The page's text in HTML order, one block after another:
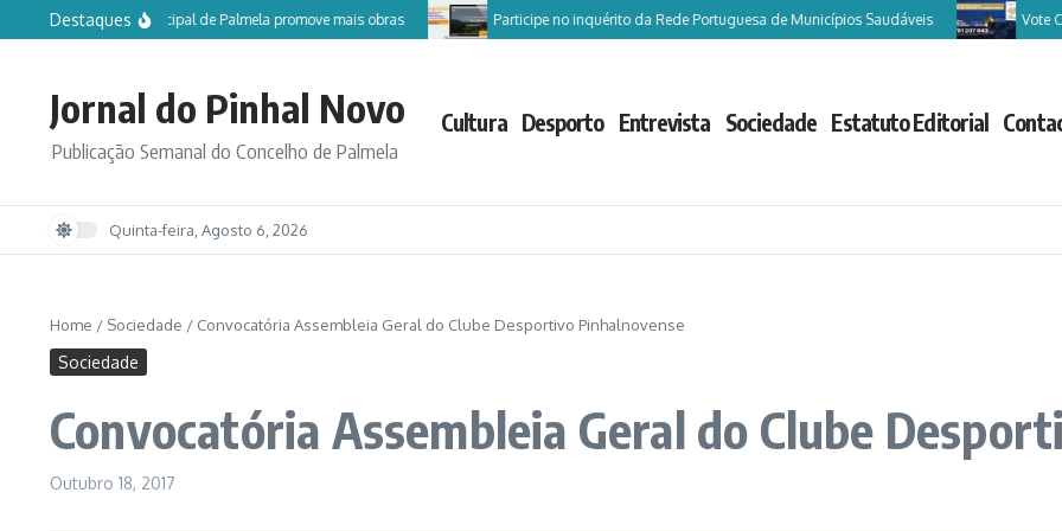
Ir para o conteúdo
Destaques
Câmara Municipal de Palmela promove mais obras Participe no inquérito da Rede Portuguesa de Municípios Saudáveis Vote Castelo
Jornal do Pinhal Novo
Publicação Semanal do Concelho de Palmela
Cultura Desporto Entrevista Sociedade Estatuto Editorial
Quinta-feira, Agosto 6, 2026
Home / Sociedade / Convocatória Assembleia Geral do Clube Desportivo Pinhalnovense
Sociedade
Convocatória Assembleia Geral do Clube
Outubro 18, 2017